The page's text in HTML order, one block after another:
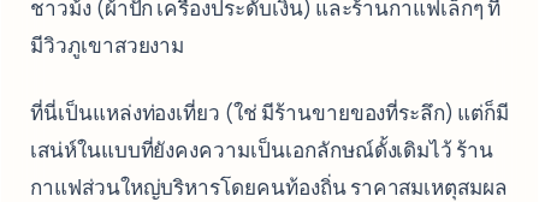
ชาวม้ง (ผ้าปัก เครื่องประดับเงิน) และร้านกาแฟเล็กๆ ที่
มีวิวภูเขาสวยงาม
ที่นี่เป็นแหล่งท่องเที่ยว (ใช่ มีร้านขายของที่ระลึก) แต่ก็มี
เสน่ห์ในแบบที่ยังคงความเป็นเอกลักษณ์ดั้งเดิมไว้ ร้าน
กาแฟส่วนใหญ่บริหารโดยคนท้องถิ่น ราคาสมเหตุสมผล